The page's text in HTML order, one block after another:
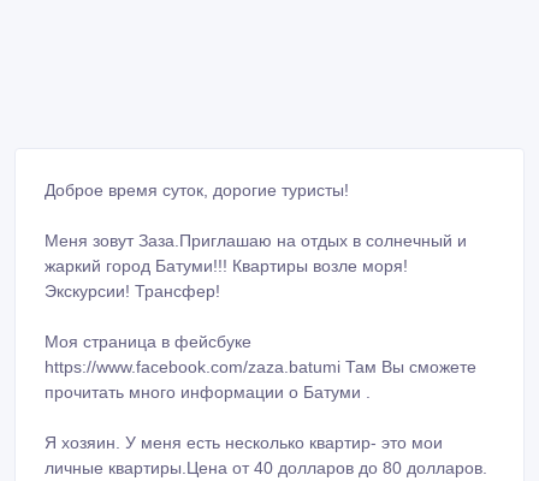
Доброе время суток, дорогие туристы!
Меня зовут Заза.Приглашаю на отдых в солнечный и
жаркий город Батуми!!! Квартиры возле моря!
Экскурсии! Трансфер!
Моя страница в фейсбуке
https://www.facebook.com/zaza.batumi Там Вы сможете
прочитать много информации о Батуми .
Я хозяин. У меня есть несколько квартир- это мои
личные квартиры.Цена от 40 долларов до 80 долларов.